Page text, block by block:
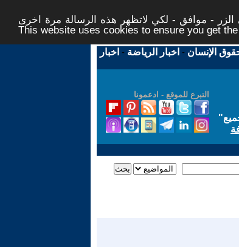
- موافق - لكي لاتظهر هذه الرسالة مرة اخرى -
This website uses cookies to ensure you get
الإنسان - اخبار الرياضة - اخبار
التبرع للموقع - ادعمونا
"